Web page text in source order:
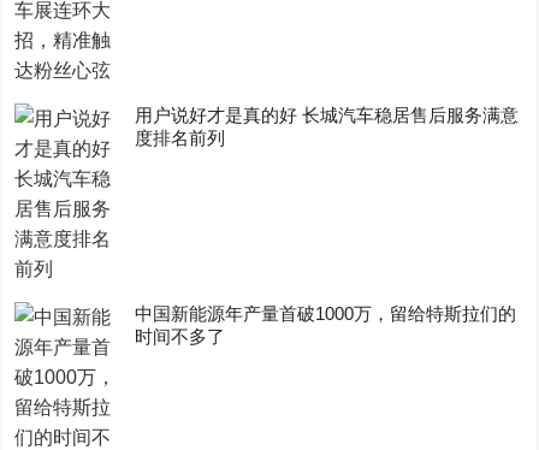
用户说好才是真的好 长城汽车稳居售后服务满意
度排名前列
中国新能源年产量首破1000万，留给特斯拉们的
时间不多了